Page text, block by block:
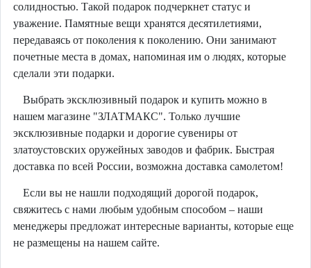
солидностью. Такой подарок подчеркнет статус и
уважение. Памятные вещи хранятся десятилетиями,
передаваясь от поколения к поколению. Они занимают
почетные места в домах, напоминая им о людях, которые
сделали эти подарки.
Выбрать эксклюзивный подарок и купить можно в
нашем магазине "ЗЛАТМАКС". Только лучшие
эксклюзивные подарки и дорогие сувениры от
златоустовских оружейных заводов и фабрик. Быстрая
доставка по всей России, возможна доставка самолетом!
Если вы не нашли подходящий дорогой подарок,
свяжитесь с нами любым удобным способом – наши
менеджеры предложат интересные варианты, которые еще
не размещены на нашем сайте.